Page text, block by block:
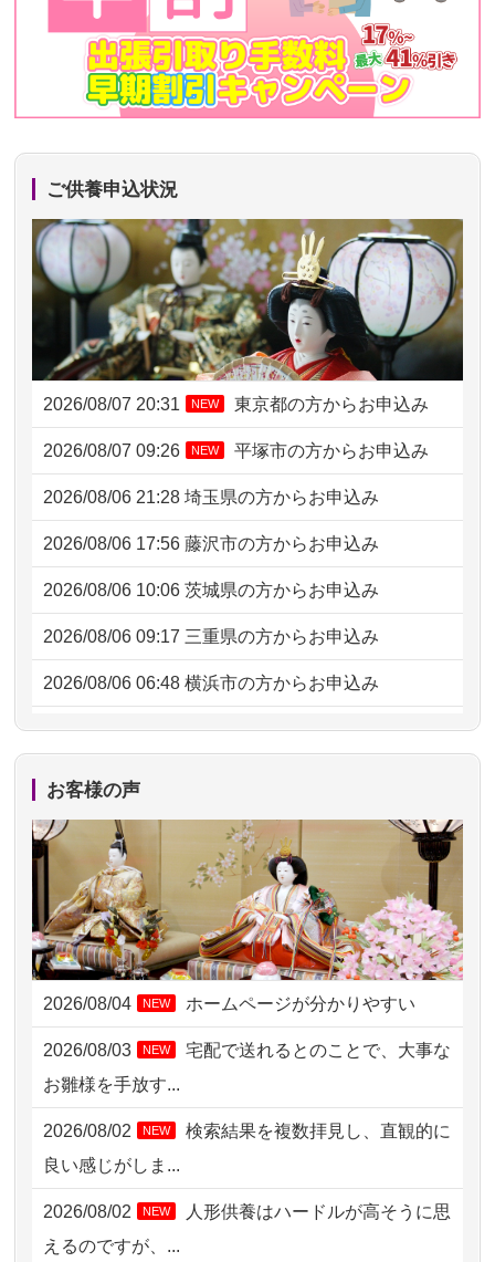
ご供養申込状況
2026/08/07 20:31 NEW 東京都の方からお申込み
2026/08/07 09:26 NEW 平塚市の方からお申込み
2026/08/06 21:28 埼玉県の方からお申込み
2026/08/06 17:56 藤沢市の方からお申込み
2026/08/06 10:06 茨城県の方からお申込み
2026/08/06 09:17 三重県の方からお申込み
2026/08/06 06:48 横浜市の方からお申込み
2026/08/05 15:07 東京都の方からお申込み
2026/08/05 11:33
2026/08/04 17:34 西亀有の方からお申込み
2026/08/04 15:40 千葉県の方からお申込み
2026/08/04 14:04 東京都の方からお申込み
2026/08/04 00:38 中野区の方からお申込み
2026/08/03 21:17 愛知県の方からお申込み
2026/08/02 18:47 虎ノ門の方からお申込み
2026/08/02 09:15 神奈川の方からお申込み
2026/08/02 06:46
お客様の声
2026/08/04 NEW ホームページが分かりやすい
2026/08/03 NEW
宅配で送れるとのことで、大事な
お雛様を手放す...
2026/08/02 NEW
検索結果を複数拝見し、直観的に
良い感じがしま...
2026/08/02 NEW
人形供養はハードルが高そうに思
えるのですが、...